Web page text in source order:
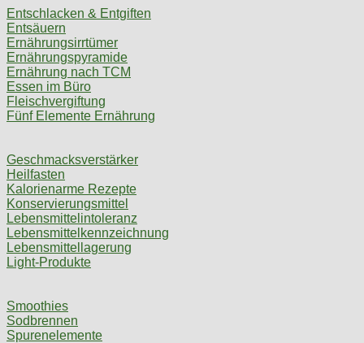
Entschlacken & Entgiften
Entsäuern
Ernährungsirrtümer
Ernährungspyramide
Ernährung nach TCM
Essen im Büro
Fleischvergiftung
Fünf Elemente Ernährung
Geschmacksverstärker
Heilfasten
Kalorienarme Rezepte
Konservierungsmittel
Lebensmittelintoleranz
Lebensmittelkennzeichnung
Lebensmittellagerung
Light-Produkte
Smoothies
Sodbrennen
Spurenelemente